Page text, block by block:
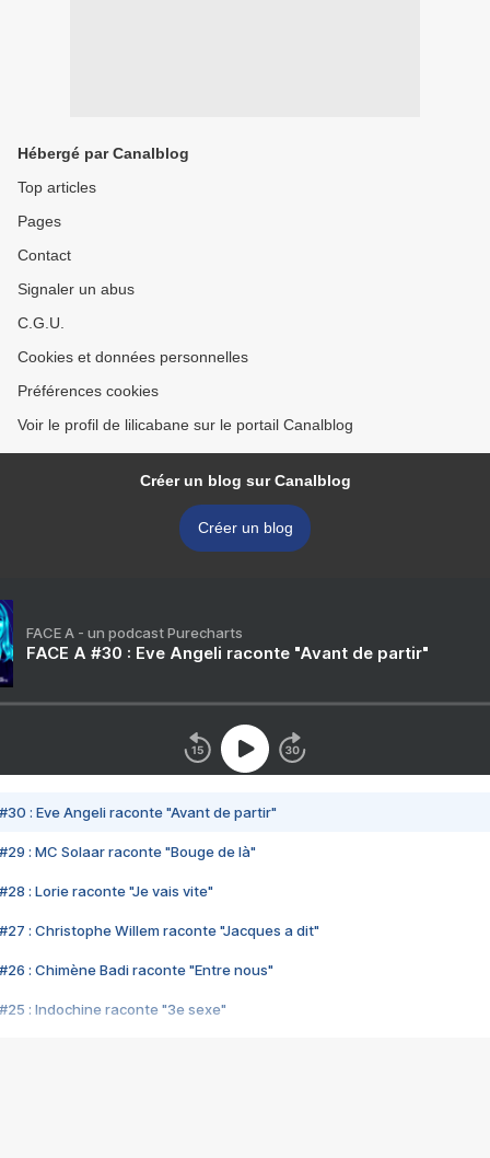
Hébergé par Canalblog
Top articles
Pages
Contact
Signaler un abus
C.G.U.
Cookies et données personnelles
Préférences cookies
Voir le profil de lilicabane sur le portail Canalblog
Créer un blog sur Canalblog
Créer un blog
FACE A - un podcast Purecharts
FACE A #30 : Eve Angeli raconte "Avant de partir"
#30 : Eve Angeli raconte "Avant de partir"
#29 : MC Solaar raconte "Bouge de là"
#28 : Lorie raconte "Je vais vite"
#27 : Christophe Willem raconte "Jacques a dit"
#26 : Chimène Badi raconte "Entre nous"
#25 : Indochine raconte "3e sexe"